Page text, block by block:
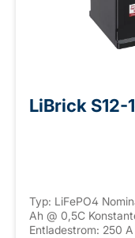
LiBrick S12-
Typ: LiFePO4
Ah @ 0,5C
Entladestrom: 250